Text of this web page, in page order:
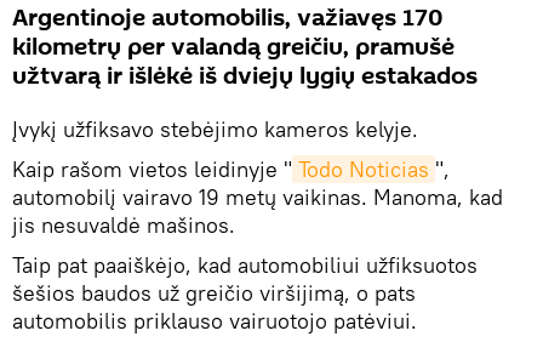
Argentinoje automobilis, važiavęs 170
kilometrų per valandą greičiu, pramušė
užtvarą ir išlėkė iš dviejų lygių estakados
Įvykį užfiksavo stebėjimo kameros kelyje.
Kaip rašom vietos leidinyje " Todo Noticias ",
automobilį vairavo 19 metų vaikinas. Manoma, kad
jis nesuvaldė mašinos.
Taip pat paaiškėjo, kad automobiliui užfiksuotos
šešios baudos už greičio viršijimą, o pats
automobilis priklauso vairuotojo patėviui.